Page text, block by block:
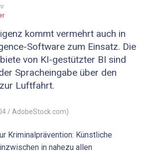
kommt vermehrt auch in
Software zum Einsatz. Die
von ­KI-gestützter BI sind
Spracheingabe über den
Luftfahrt.
/ AdobeStock.com)
Kriminalprävention: Künstliche
in nahezu allen